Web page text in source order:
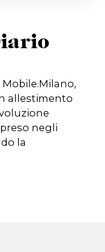
allestimento
negli
la